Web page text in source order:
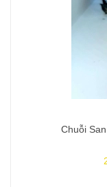
Chuỗi